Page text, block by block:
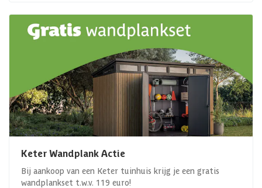
Keter Wandplank Actie
Bij aankoop van een Keter tuinhuis krijg je een gratis
wandplankset t.w.v. 119 euro!